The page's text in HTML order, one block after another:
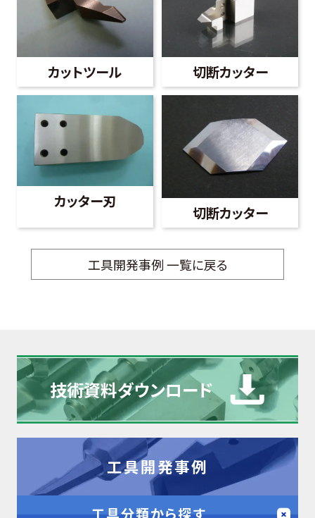
カットツール 切断カッター
カッター刃
切断カッター
工具開発事例 一覧に戻る
技術資料ダウンロード
工具開発事例
工具分類から探す